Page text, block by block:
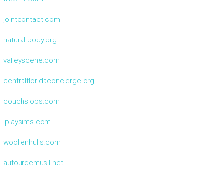
jointcontact.com
natural-body.org
valleyscene.com
centralfloridaconcierge.org
couchslobs.com
iplaysims.com
woollenhulls.com
autourdemusil.net